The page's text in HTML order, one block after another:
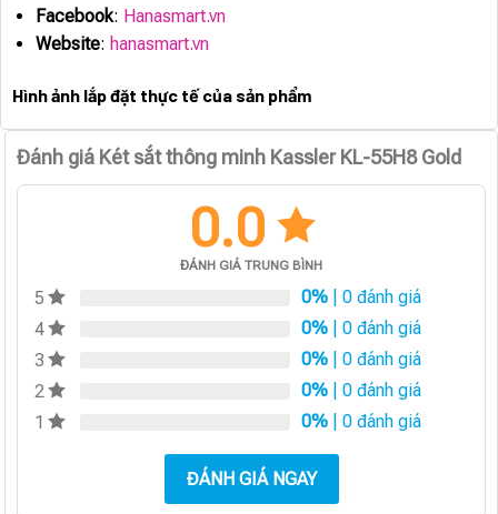
Facebook: Hanasmart.vn
Website: hanasmart.vn
Hình ảnh lắp đặt thực tế của sản phẩm
Đánh giá Két sắt thông minh Kassler KL-55H8 Gold
0.0
ĐÁNH GIÁ TRUNG BÌNH
5 0% | 0 đánh giá
4
0% | 0 đánh giá
3
0% | 0 đánh giá
2
0% | 0 đánh giá
1
0% | 0 đánh giá
ĐÁNH GIÁ NGAY